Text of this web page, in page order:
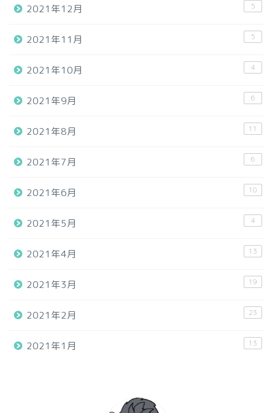
2021年12月 5
2021年11月 5
2021年10月 4
2021年9月 6
2021年8月 11
2021年7月 6
2021年6月 10
2021年5月 4
2021年4月 13
2021年3月 19
2021年2月 23
2021年1月 13